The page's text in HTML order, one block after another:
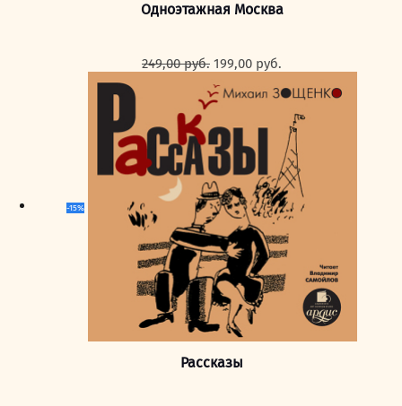
Одноэтажная Москва
249,00руб. Первоначальная
составляла
199,00 руб.
199,00 руб..
-15%
Рассказы